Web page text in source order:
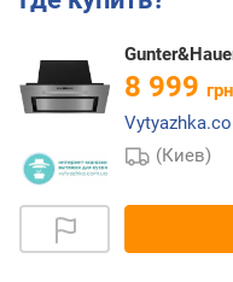
8 999
(Киев)